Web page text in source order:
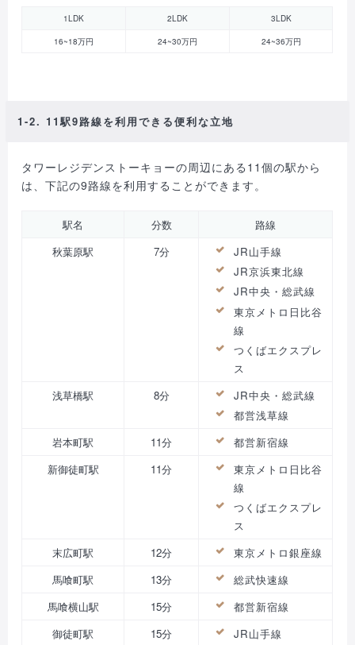
1LDK 2LDK 3LDK
16~18万円 24~30万円 24~36万円
1-2. 11駅9路線を利用できる便利な立地
タワーレジデンストーキョーの周辺にある11個の駅から
は、下記の9路線を利用することができます。
駅名 分数
路線
秋葉原駅
7分
JR山手線
JR京浜東北線
JR中央・総武線
東京メトロ日比谷
線
つくばエクスプレ
ス
浅草橋駅
8分
JR中央・総武線
都営浅草線
岩本町駅
11分
都営新宿線
新御徒町駅
11分
東京メトロ日比谷
線
つくばエクスプレ
ス
末広町駅
12分
東京メトロ銀座線
馬喰町駅
13分
総武快速線
馬喰横山駅
15分
都営新宿線
御徒町駅
15分
JR山手線